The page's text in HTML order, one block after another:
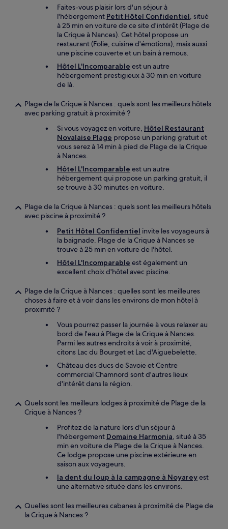
Faites-vous plaisir lors d'un séjour à
l'hébergement Petit Hôtel Confidentiel, situé
à 25 min en voiture de ce site d'intérêt (Plage de
la Crique à Nances). Cet hôtel propose un
restaurant (Folie, cuisine d'émotions), mais aussi
une piscine couverte et un bain à remous.
Hôtel L'Incomparable est un autre
hébergement prestigieux à 30 min en voiture
de là.
Plage de la Crique à Nances : quels sont les meilleurs hôtels
avec parking gratuit à proximité ?
Si vous voyagez en voiture, Hôtel Restaurant
Novalaise Plage propose un parking gratuit et
vous serez à 14 min à pied de Plage de la Crique
à Nances.
Hôtel L'Incomparable est un autre
hébergement qui propose un parking gratuit, il
se trouve à 30 minutes en voiture.
Plage de la Crique à Nances : quels sont les meilleurs hôtels
avec piscine à proximité ?
Petit Hôtel Confidentiel invite les voyageurs à
la baignade. Plage de la Crique à Nances se
trouve à 25 min en voiture de l'hôtel.
Hôtel L'Incomparable est également un
excellent choix d'hôtel avec piscine.
Plage de la Crique à Nances : quelles sont les meilleures
choses à faire et à voir dans les environs de mon hôtel à
proximité ?
Vous pourrez passer la journée à vous relaxer au
bord de l'eau à Plage de la Crique à Nances.
Parmi les autres endroits à voir à proximité,
citons Lac du Bourget et Lac d'Aiguebelette.
Château des ducs de Savoie et Centre
commercial Chamnord sont d'autres lieux
d'intérêt dans la région.
Quels sont les meilleurs lodges à proximité de Plage de la
Crique à Nances ?
Profitez de la nature lors d'un séjour à
l'hébergement Domaine Harmonia, situé à 35
min en voiture de Plage de la Crique à Nances.
Ce lodge propose une piscine extérieure en
saison aux voyageurs.
la dent du loup à la campagne à Noyareyest
une alternative située dans les environs.
Quelles sont les meilleures cabanes à proximité de Plage de
la Crique à Nances ?